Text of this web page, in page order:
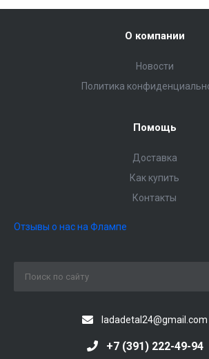
О компании
Новости
Политика
Помощь
Доставка
Как купить
Контакты
Отзывы о нас на Флампе
ladadetal24@gmail.com
+7 (391) 222-49-94